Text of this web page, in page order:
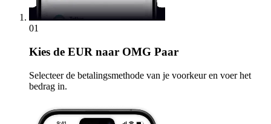
01
Kies de EUR naar OMG Paar
Selecteer de betalingsmethode van je voorkeur en voer het
bedrag in.